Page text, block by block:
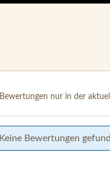
Bewertungen nur in der
Keine Bewertungen